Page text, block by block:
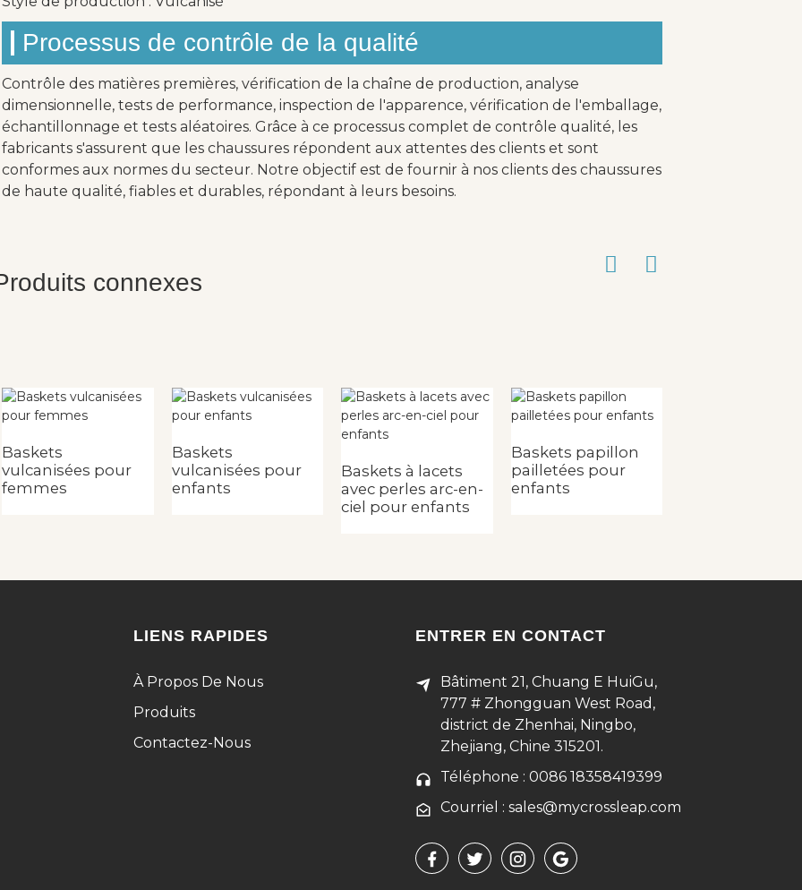
Processus de contrôle de la qualité
Contrôle des matières premières, vérification de la chaîne de production, analyse
dimensionnelle, tests de performance, inspection de l'apparence, vérification de l'emballage,
échantillonnage et tests aléatoires. Grâce à ce processus complet de contrôle qualité, les
fabricants s'assurent que les chaussures répondent aux attentes des clients et sont
conformes aux normes du secteur. Notre objectif est de fournir à nos clients des chaussures
de haute qualité, fiables et durables, répondant à leurs besoins.
connexes
Baskets
vulcanisées pour
femmes
Baskets
vulcanisées pour
enfants
Baskets à lacets
avec perles arc-en-
ciel pour enfants
Baskets papillon
pailletées pour
enfants
LIENS RAPIDES
À Propos De Nous
Produits
Contactez-Nous
ENTRER EN CONTACT
Bâtiment 21, Chuang E HuiGu,
777 # Zhongguan West Road,
district de Zhenhai, Ningbo,
Zhejiang, Chine 315201.
Téléphone : 0086 18358419399
Courriel : sales@mycrossleap.com